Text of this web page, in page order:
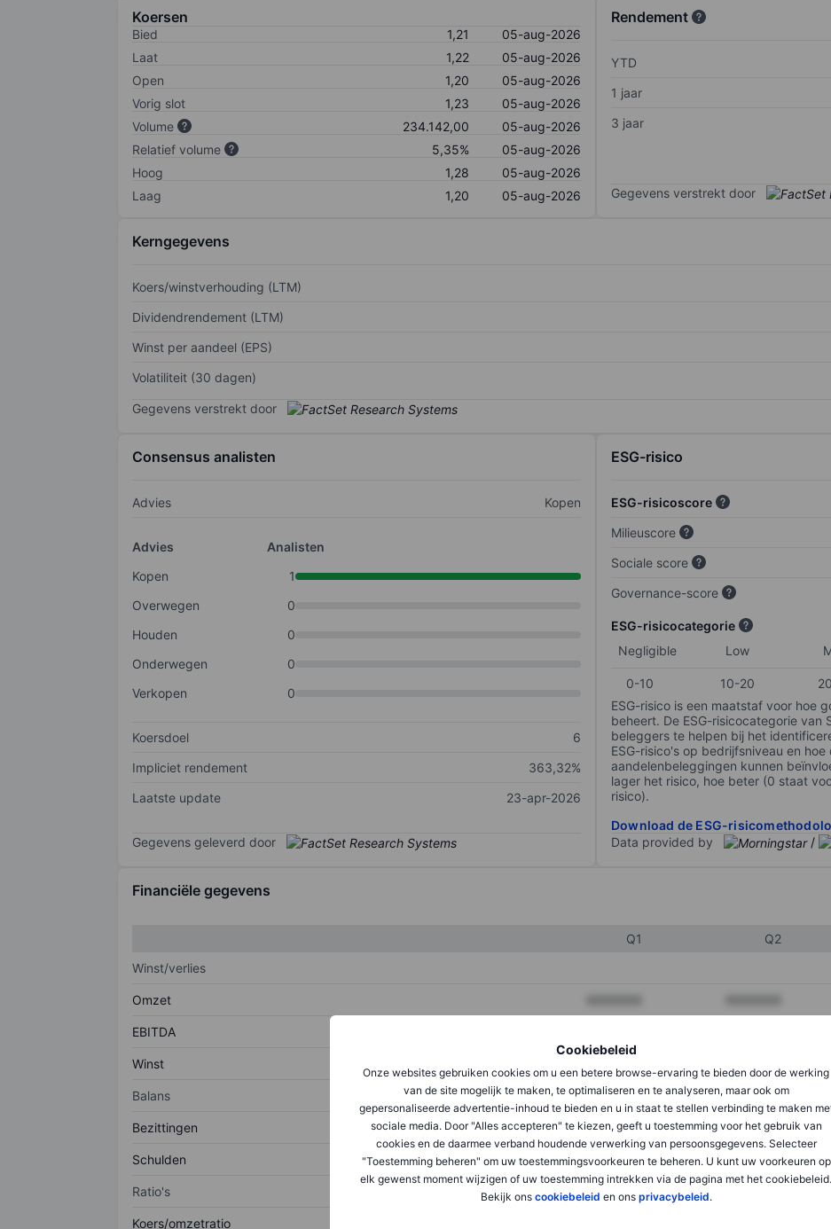
Cookiebeleid
Onze websites gebruiken cookies om u een betere browse-ervaring te bieden door de werking
van de site mogelijk te maken, te optimaliseren en te analyseren, maar ook om
gepersonaliseerde advertentie-inhoud te bieden en u in staat te stellen verbinding te maken
sociale media. Door "Alles accepteren" te kiezen, geeft u toestemming voor het gebruik van
cookies en de daarmee verband houdende verwerking van persoonsgegevens. Selecteer
"Toestemming beheren" om uw toestemmingsvoorkeuren te beheren. U kunt uw voorkeuren op
elk gewenst moment wijzigen of uw toestemming intrekken via de pagina met het cookiebeleid.
Bekijk ons cookiebeleid en ons privacybeleid.
Koersen
Bied 1,21
05-aug-2026
Laat
1,22
05-aug-2026
Open
1,20
05-aug-2026
Vorig slot
1,23
05-aug-2026
Volume
234.142,00
05-aug-2026
Relatief volume
5,35%
05-aug-2026
Hoog
1,28
05-aug-2026
Laag
1,20 05-aug-2026
Rendement
YTD
1 jaar
3 jaar
Gegevens verstrekt door
Kerngegevens
Koers/winstverhouding (LTM)
Dividendrendement (LTM)
Winst per aandeel (EPS)
Volatiliteit (30 dagen)
Gegevens verstrekt door
Consensus analisten
Advies Kopen
Advies
Analisten
Kopen
1
Overwegen
0
Houden
0
Onderwegen
0
Verkopen
0
Koersdoel
6
Impliciet rendement
363,32%
Laatste update
23-apr-2026
Gegevens geleverd door
ESG-risico
ESG-risicoscore
Milieuscore
Sociale score
Governance-score
ESG-risicocategorie
Negligible
Low
0-10 10-20
ESG-risico is een maatstaf voor hoe
beheert. De ESG-risicocategorie van
beleggers te helpen bij het
ESG-risico's op bedrijfsniveau en
aandelenbeleggingen kunnen
lager het risico, hoe beter (0 staat
risico).
Download de ESG-
Data provided by
/
Financiële gegevens
Q1 Q2
Winst/verlies
Omzet
EBITDA
Winst
Balans
Bezittingen XXXXXXX XXXXXXX
Schulden XXXXXXX XXXXXXX
Ratio's
Koers/omzetratio